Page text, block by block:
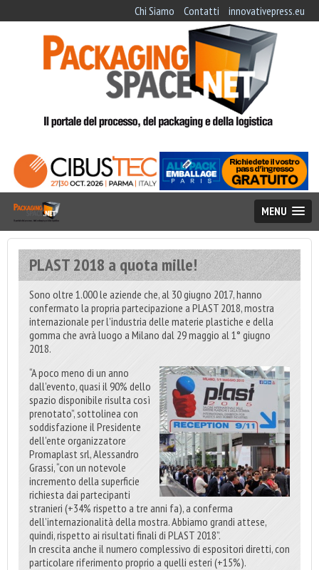
Chi Siamo Contatti innovativepress.eu
MENU
PLAST 2018 a quota mille!
Sono oltre 1.000 le aziende che, al 30 giugno 2017, hanno
confermato la propria partecipazione a PLAST 2018, mostra
internazionale per l’industria delle materie plastiche e della
gomma che avrà luogo a Milano dal 29 maggio al 1° giugno
2018.
“A poco meno di un anno
dall’evento, quasi il 90% dello
spazio disponibile risulta così
prenotato”, sottolinea con
soddisfazione il Presidente
dell’ente organizzatore
Promaplast srl, Alessandro
Grassi, “con un notevole
incremento della superficie
richiesta dai partecipanti
stranieri (+34% rispetto a tre anni fa), a conferma
dell’internazionalità della mostra. Abbiamo grandi attese,
quindi, rispetto ai risultati finali di PLAST 2018”.
In crescita anche il numero complessivo di espositori diretti, con
particolare riferimento proprio a quelli esteri (+15%).